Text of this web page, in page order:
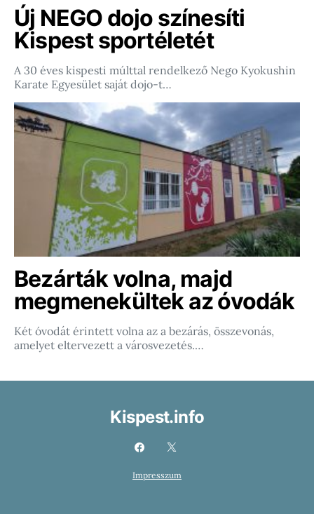
Új NEGO dojo színesíti
Kispest sportéletét
A 30 éves kispesti múlttal rendelkező Nego Kyokushin
Karate Egyesület saját dojo-t…
Bezárták volna, majd
megmenekültek az óvodák
Két óvodát érintett volna az a bezárás, összevonás,
amelyet eltervezett a városvezetés.…
Kispest.info
Impresszum